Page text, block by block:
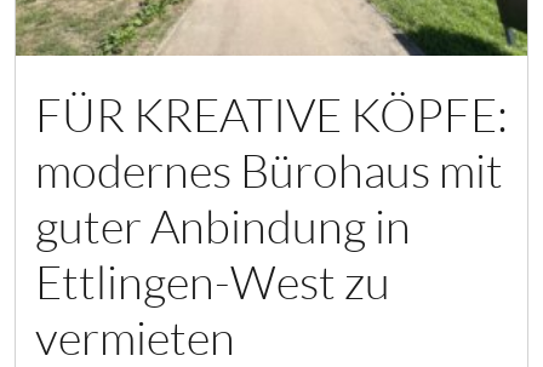
FÜR KREATIVE KÖPFE:
modernes Bürohaus mit
guter Anbindung in
Ettlingen-West zu
vermieten